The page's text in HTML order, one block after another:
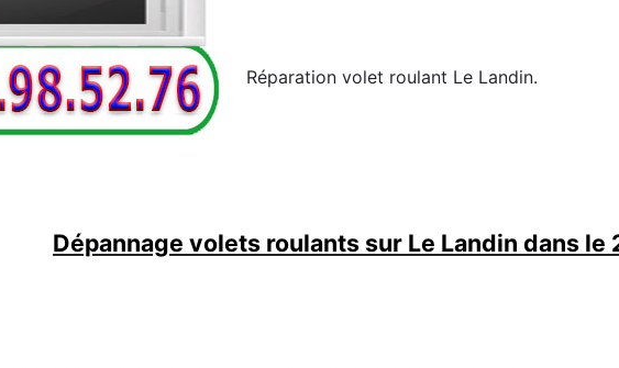
Réparation volet roulant Le Landin.
Dépannage volets roulants sur Le Landin dans le